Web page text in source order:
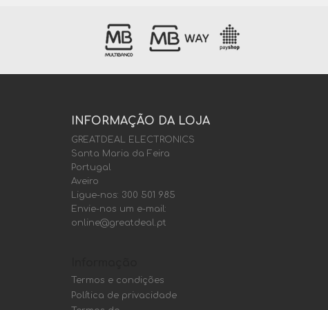
INFORMAÇÃO DA LOJA
GREATDEAL ELECTRONICS
Santa Maria da Feira
Portugal
Aveiro
Ligue-nos: 300 501 985
Envie-nos um e-mail:
online@greatdeal.pt
Termos e condições
Política de privacidade